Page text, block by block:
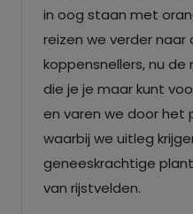
in oog staan met
reizen we verder
koppensnellers, nu
die je je maar kunt
en varen we door het
waarbij we uitleg
geneeskrachtige
van rijstvelden.